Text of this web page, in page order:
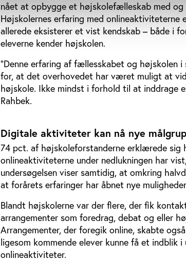
nået at opbygge et højskolefælleskab med og
Højskolernes erfaring med
allerede eksisterer et vist kendskab – både i
eleverne kender højskolen.
”Denne erfaring af fællesskabet og højskolen
for, at det overhovedet har været muligt at
højskole. Ikke mindst i forhold til at inddrage
Rahbek.
Digitale aktiviteter kan nå nye
74 pct. af højskoleforstanderne erklærede sig
onlineaktiviteterne under nedlukningen har
undersøgelsen viser samtidig, at omkring
at forårets erfaringer har åbnet nye
Blandt højskolerne var der flere, der fik
arrangementer som foredrag, debat og eller
Arrangementer, der foregik online, skabte
ligesom kommende elever kunne få et indblik
onlineaktiviteter.